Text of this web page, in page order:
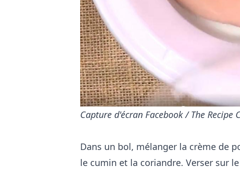
Capture d'écran Facebook / The Recipe
Dans un bol, mélanger la crème de
le cumin et la coriandre. Verser sur